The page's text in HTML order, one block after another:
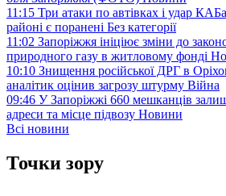
11:15 Три атаки по автівках і удар
районі є поранені Без категорії
11:02 Запоріжжя ініціює зміни до
природного газу в житловому фонді
10:10 Знищення російської ДРГ в
аналітик оцінив загрозу штурму Війна
09:46 У Запоріжжі 660 мешканців
адреси та місце підвозу Новини
Всі новини
Точки зору